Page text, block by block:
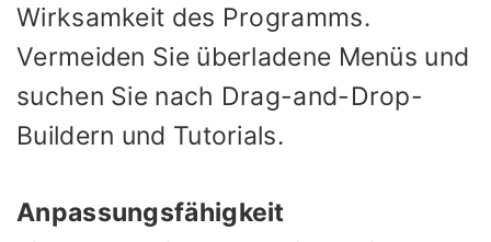
Wirksamkeit des Programms.
Vermeiden Sie überladene Menüs und
suchen Sie nach Drag-and-Drop-
Buildern und Tutorials.
Anpassungsfähigkeit